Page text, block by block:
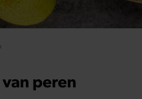
peren